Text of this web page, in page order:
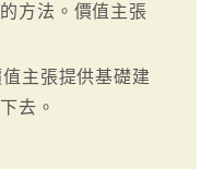
方法。價值主張
主張提供基礎建
去。